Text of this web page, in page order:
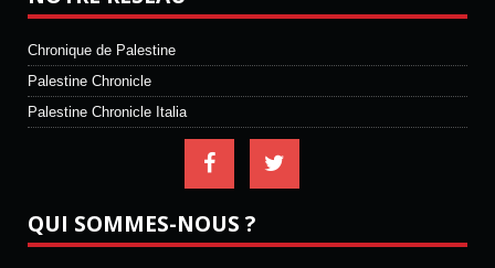
Chronique de Palestine
Palestine Chronicle
Palestine Chronicle Italia
QUI SOMMES-NOUS ?